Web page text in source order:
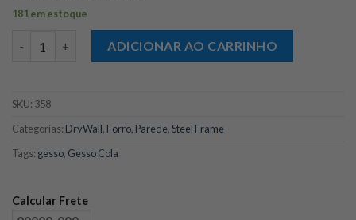
181 em estoque
ADICIONAR AO CARRINHO
SKU: 358
Categorias: DryWall, Forro, Parede,Steel Frame
Tags: gesso, Gesso Cola
Calcular Frete